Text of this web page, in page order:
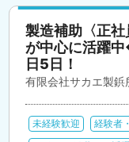
製造補助〈正
が中心に活躍
日5日！
有限会社サカエ製
未経験歓迎 経験者